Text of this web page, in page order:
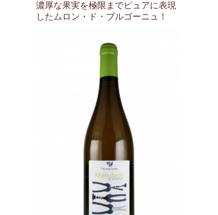
濃厚な果実を極限までピュアに表現
したムロン・ド・ブルゴーニュ！